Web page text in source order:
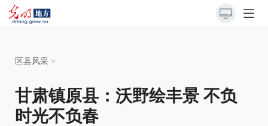
区县风采 >
甘肃镇原县：沃野绘丰景 不负
时光不负春